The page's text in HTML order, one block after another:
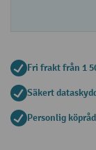
Fri frakt från 1
Säkert
Personlig